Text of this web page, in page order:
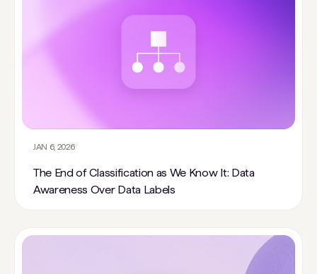
JAN 6, 2026
The End of Classification as We Know It: Data
Awareness Over Data Labels